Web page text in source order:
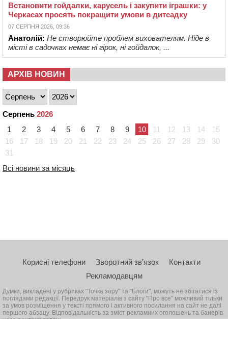
Встановити гойдалки, карусель і закупити іграшки: у
Черкасах просять покращити умови в дитсадку
07 СЕРПНЯ 2026, 09:36
Анатолій: Не створюйте проблем вихователям. Ніде в
місті в садочках немає ні гірок, ні гойдалок, ...
АРХІВ НОВИН
Серпень 2026
1
2 3 4 5 6 7 8 9 10 11 12 13 14
15
16
17 18 19 20 21 22 23 24 25 26 27 28 29
30
31
Всі новини за місяць
Корисні телефони Зворотний зв’язок
Контакти
Рекламодавцям
Думки, викладені у рубриках "Точка зору" та "Блоги", можуть не збігатися із
поглядами редакції. Передрук матеріалів з сайту "Про все" можливий тільки
за умов розміщення у тексті прямого і активного посилання на сайт не далі
першого абзацу. Відповідальність за зміст рекламних оголошень та банерів
несе рекламодавець